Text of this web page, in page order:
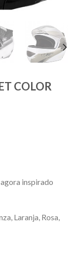
COLOR
inspirado
Laranja, Rosa,